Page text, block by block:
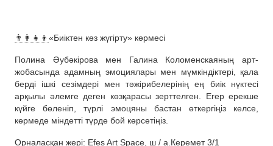
👨‍👩‍👧‍👦 «Биіктен көз жүгірту» көрмесі
Полина Әубәкірова мен Галина Коломенскаяның арт-
жобасында адамның эмоциялары мен мүмкіндіктері, қала
берді ішкі сезімдері мен тәжірибелерінің ең биік нүктесі
арқылы әлемге деген көзқарасы зерттелген. Егер ерекше
күйге бөленіп, түрлі эмоцяны бастан өткергіңіз келсе,
көрмеде міндетті түрде бой көрсетіңіз.
Орналасқан жері: Efes Art Space, ш / а.Керемет 3/1